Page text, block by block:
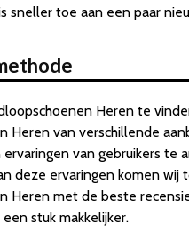
sneller toe aan een paar
Heren te
Heren van verschillende
van gebruikers te
deze ervaringen komen
Heren met de beste
stuk makkelijker.